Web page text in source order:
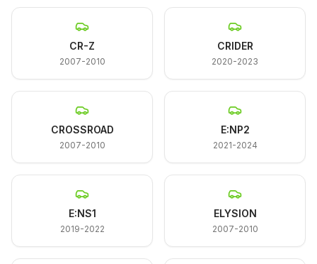
CR-Z
2007-2010
CRIDER
2020-2023
CROSSROAD
2007-2010
E:NP2
2021-2024
E:NS1
2019-2022
ELYSION
2007-2010